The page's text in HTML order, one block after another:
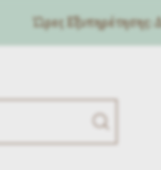
Ώρες Eξυπηρέτησης: